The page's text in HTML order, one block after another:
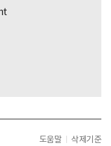
도움말 삭제기준